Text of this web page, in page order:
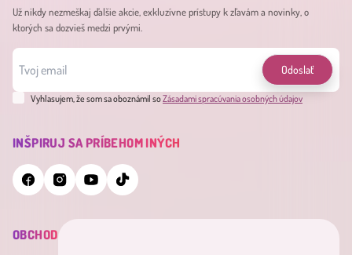
Už nikdy nezmeškaj ďalšie akcie, exkluzívne prístupy k zľavám a novinky, o
ktorých sa dozvieš medzi prvými.
Odoslať
Vyhlasujem, že som sa oboznámil soZásadami spracúvania osobných údajov
INŠPIRUJ SA PRÍBEHOM INÝCH
OBCHOD